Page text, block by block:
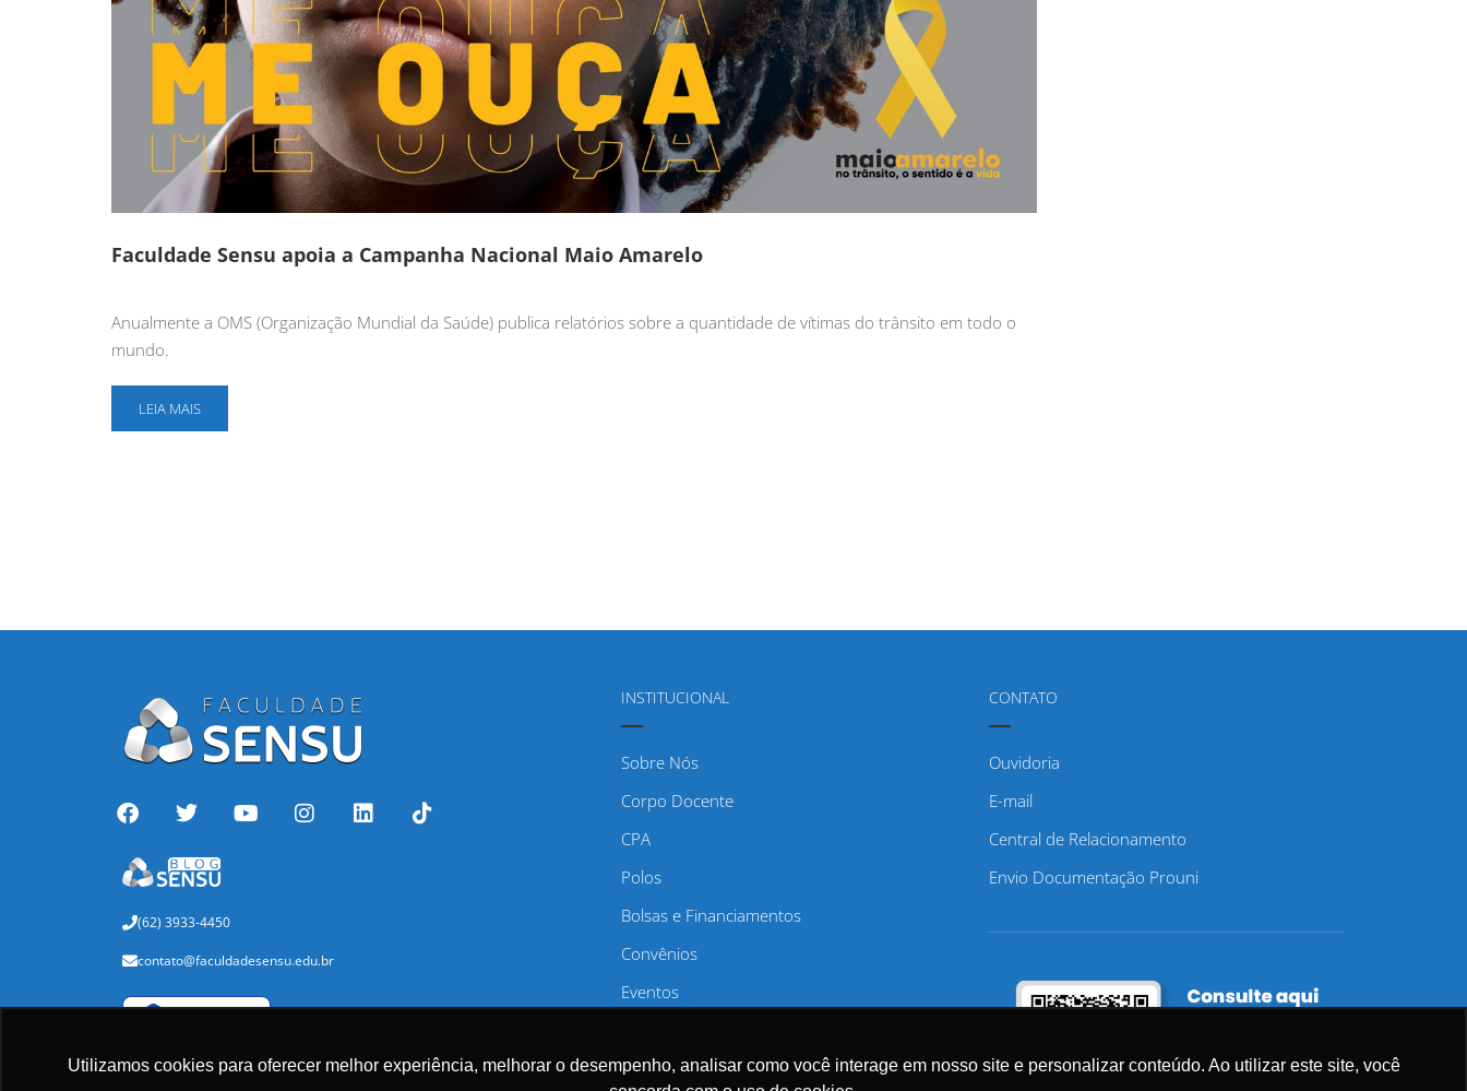
Utilizamos cookies para oferecer melhor experiência, melhorar o desempenho, analisar como você interage em nosso site e personalizar conteúdo. Ao utilizar este site, você
Faculdade Sensu apoia a Campanha Nacional Maio Amarelo
Anualmente a OMS (Organização Mundial da Saúde) publica relatórios sobre a quantidade de vítimas do trânsito em todo o
mundo.
LEIA MAIS
(62) 3933-4450
contato@faculdadesensu.edu.br
INSTITUCIONAL
Sobre Nós
Corpo Docente
CPA
Polos
Bolsas e Financiamentos
Convênios
Eventos
Trabalhe Conosco
CONTATO
Ouvidoria
E-mail
Central de Relacionamento
Envio Documentação Prouni